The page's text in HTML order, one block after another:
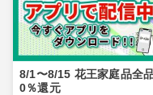
8/1〜8/15 花王家庭品全
0％還元